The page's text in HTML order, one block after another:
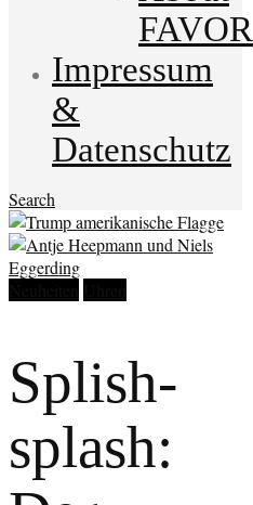
FAVOR
Impressum
&
Datenschutz
Search
Splish-
splash: